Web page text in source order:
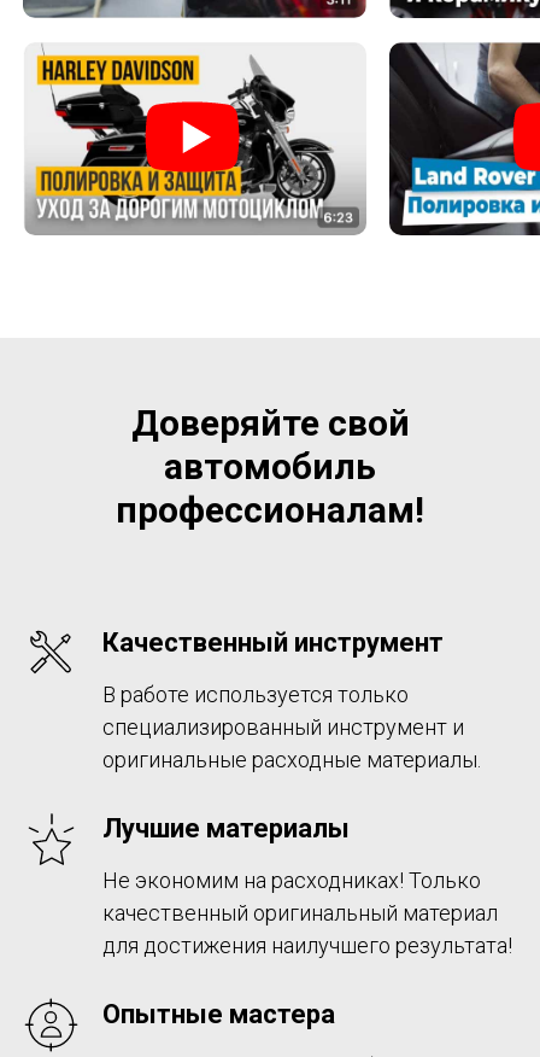
Доверяйте свой
автомобиль
профессионалам!
Качественный инструмент
В работе используется только
специализированный инструмент и
оригинальные расходные материалы.
Лучшие материалы
Не экономим на расходниках! Только
качественный оригинальный материал
для достижения наилучшего результата!
Опытные мастера